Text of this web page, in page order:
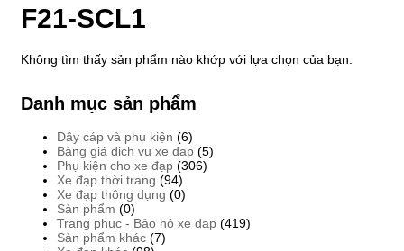
F21-SCL1
Không tìm thấy sản phẩm nào khớp với lựa chọn của bạn.
Danh mục sản phẩm
Dây cáp và phụ kiện (6)
Bảng giá dịch vụ xe đạp (5)
Phụ kiện cho xe đạp (306)
Xe đạp thời trang (94)
Xe đạp thông dụng (0)
Sản phẩm (0)
Trang phục - Bảo hộ xe đạp (419)
Sản phẩm khác (7)